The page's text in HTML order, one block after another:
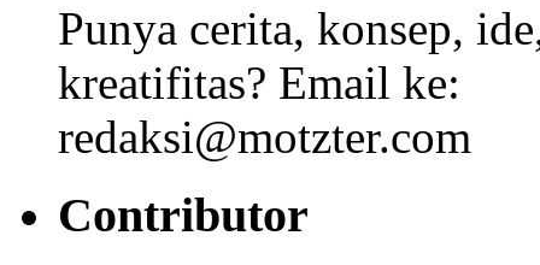
Punya cerita, konsep,
kreatifitas? Email ke:
redaksi@motzter.com
Contributor